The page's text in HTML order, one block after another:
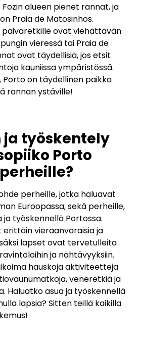
alueen pienet rannat, ja
Praia de Matosinhos.
päiväretkille ovat viehättävän
vieressä tai Praia de
ovat täydellisiä, jos etsit
kauniissa ympäristössä.
Porto on täydellinen paikka
rannan ystäville!
ja työskentely
Porto
perheille, jotka haluavat
Euroopassa, sekä perheille,
työskennellä Portossa.
vieraanvaraisia ja
lapset ovat tervetulleita
ja nähtävyyksiin.
hauskoja aktiviteetteja
veneretkiä ja
Haluatko asua ja työskennellä
lapsia? Sitten teillä kaikilla